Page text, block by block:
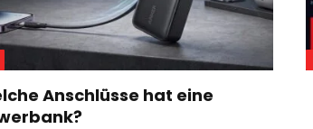
Anschlüsse hat eine